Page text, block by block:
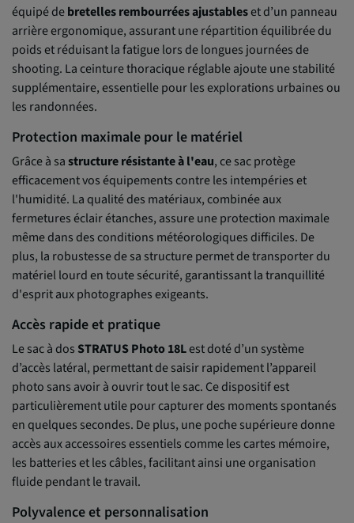
équipé debretelles rembourrées ajustableset d’un panneau
arrière ergonomique, assurant une répartition équilibrée du
poids et réduisant la fatigue lors de longues journées de
shooting. La ceinture thoracique réglable ajoute une stabilité
supplémentaire, essentielle pour les explorations urbaines ou
les randonnées.
Protection maximale pour le matériel
Grâce à sastructure résistante à l'eau, ce sac protège
efficacement vos équipements contre les intempéries et
l'humidité. La qualité des matériaux, combinée aux
fermetures éclair étanches, assure une protection maximale
même dans des conditions météorologiques difficiles. De
plus, la robustesse de sa structure permet de transporter du
matériel lourd en toute sécurité, garantissant la tranquillité
d'esprit aux photographes exigeants.
Accès rapide et pratique
Le sac à dosSTRATUS Photo 18Lest doté d’un système
d’accès latéral, permettant de saisir rapidement l’appareil
photo sans avoir à ouvrir tout le sac. Ce dispositif est
particulièrement utile pour capturer des moments spontanés
en quelques secondes. De plus, une poche supérieure donne
accès aux accessoires essentiels comme les cartes mémoire,
les batteries et les câbles, facilitant ainsi une organisation
fluide pendant le travail.
Polyvalence et personnalisation